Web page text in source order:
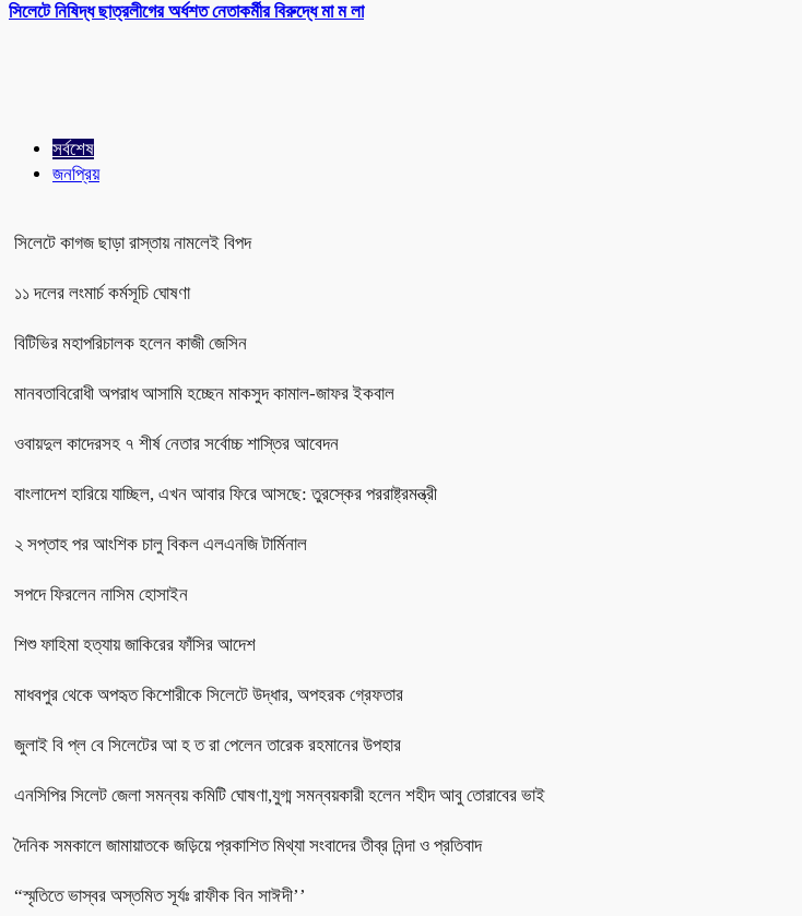
সিলেটে নিষিদ্ধ ছাত্রলীগের অর্ধশত নেতাকর্মীর বিরুদ্ধে মা ম লা
সর্বশেষ
জনপ্রিয়
সিলেটে কাগজ ছাড়া রাস্তায় নামলেই বিপদ
১১ দলের লংমার্চ কর্মসূচি ঘোষণা
বিটিভির মহাপরিচালক হলেন কাজী জেসিন
মানবতাবিরোধী অপরাধ আসামি হচ্ছেন মাকসুদ কামাল-জাফর ইকবাল
ওবায়দুল কাদেরসহ ৭ শীর্ষ নেতার সর্বোচ্চ শাস্তির আবেদন
বাংলাদেশ হারিয়ে যাচ্ছিল, এখন আবার ফিরে আসছে: তুরস্কের পররাষ্ট্রমন্ত্রী
২ সপ্তাহ পর আংশিক চালু বিকল এলএনজি টার্মিনাল
সপদে ফিরলেন নাসিম হোসাইন
শিশু ফাহিমা হত্যায় জাকিরের ফাঁসির আদেশ
মাধবপুর থেকে অপহৃত কিশোরীকে সিলেটে উদ্ধার, অপহরক গ্রেফতার
জুলাই বি প্ল বে সিলেটের আ হ ত রা পেলেন তারেক রহমানের উপহার
এনসিপির সিলেট জেলা সমন্বয় কমিটি ঘোষণা,যুগ্ম সমন্বয়কারী হলেন শহীদ আবু তোরাবের ভাই
দৈনিক সমকালে জামায়াতকে জড়িয়ে প্রকাশিত মিথ্যা সংবাদের তীব্র নিন্দা ও প্রতিবাদ
“স্মৃতিতে ভাস্বর অস্তমিত সূর্যঃ রাফীক বিন সাঈদী’’